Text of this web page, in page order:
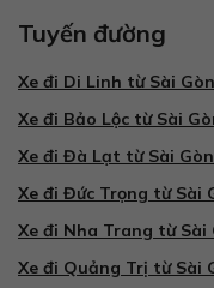
Tuyến đường
Xe đi Di Linh từ Sài Gòn
Xe đi Bảo Lộc từ Sài
Xe đi Đà Lạt từ Sài Gòn
Xe đi Đức Trọng từ Sài
Xe đi Nha Trang từ Sài
Xe đi Quảng Trị từ Sài